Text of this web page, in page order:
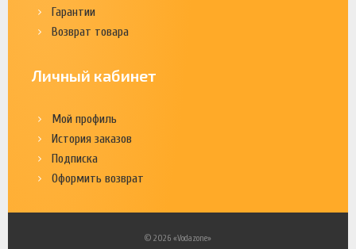
Гарантии
Возврат товара
Личный кабинет
Мой профиль
История заказов
Подписка
Оформить возврат
© 2026 «Vodazone»